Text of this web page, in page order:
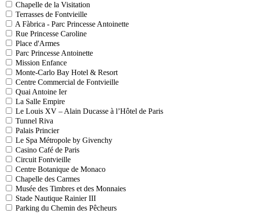
Chapelle de la Visitation
Terrasses de Fontvieille
A Fàbrica - Parc Princesse Antoinette
Rue Princesse Caroline
Place d'Armes
Parc Princesse Antoinette
Mission Enfance
Monte-Carlo Bay Hotel & Resort
Centre Commercial de Fontvieille
Quai Antoine Ier
La Salle Empire
Le Louis XV – Alain Ducasse à l’Hôtel de Paris
Tunnel Riva
Palais Princier
Le Spa Métropole by Givenchy
Casino Café de Paris
Circuit Fontvieille
Centre Botanique de Monaco
Chapelle des Carmes
Musée des Timbres et des Monnaies
Stade Nautique Rainier III
Parking du Chemin des Pêcheurs